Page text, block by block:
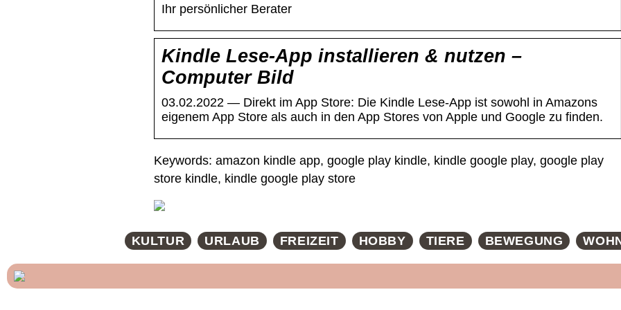
Ihr persönlicher Berater
Kindle Lese-App installieren & nutzen –
Computer Bild
03.02.2022 — Direkt im App Store: Die Kindle Lese-App ist sowohl in Amazons
eigenem App Store als auch in den App Stores von Apple und Google zu finden.
Keywords: amazon kindle app, google play kindle, kindle google play, google play
store kindle, kindle google play store
KULTUR URLAUB FREIZEIT HOBBY TIERE BEWEGUNG